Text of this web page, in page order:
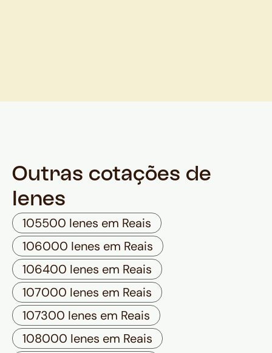
Outras cotações de
Ienes
105500 Ienes em Reais
106000 Ienes em Reais
106400 Ienes em Reais
107000 Ienes em Reais
107300 Ienes em Reais
108000 Ienes em Reais